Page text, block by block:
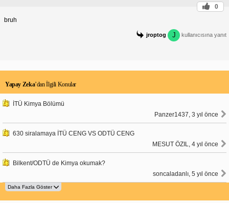
0
bruh
jroptog J kullanıcısına yanıt
Yapay Zeka’dan İlgili Konular
İTÜ Kimya Bölümü
Panzer1437, 3 yıl önce
630 siralamaya İTÜ CENG VS ODTÜ CENG
MESUT ÖZIL, 4 yıl önce
Bilkent/ODTÜ de Kimya okumak?
soncaladanlı, 5 yıl önce